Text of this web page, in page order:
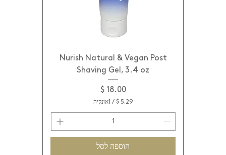
Nurish Natural & Vegan Post
Shaving Gel, 3.4 oz
מחיר‏18.00 ‏$
/ 1אונקיה
5
הוספה לסל